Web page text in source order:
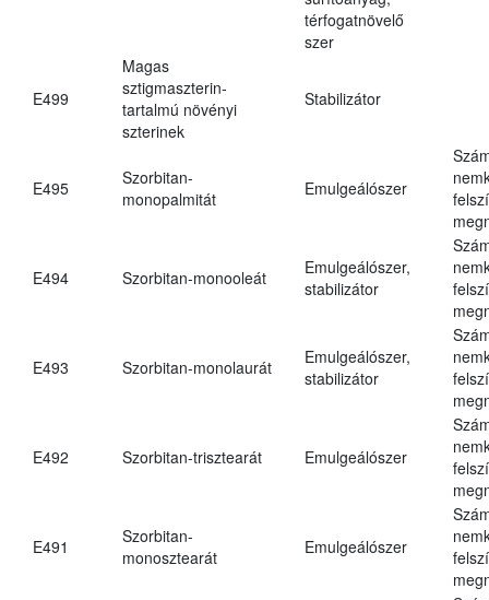
térfogatnövelő
szer
E499
Magas
sztigmaszterin-
tartalmú növényi
szterinek
Stabilizátor
E495
Szorbitan-
monopalmitát
Emulgeálószer
E494 Szorbitan-monooleát
Emulgeálószer,
stabilizátor
E493 Szorbitan-monolaurát
Emulgeálószer,
stabilizátor
E492 Szorbitan-trisztearát Emulgeálószer
E491
Szorbitan-
monosztearát
Emulgeálószer